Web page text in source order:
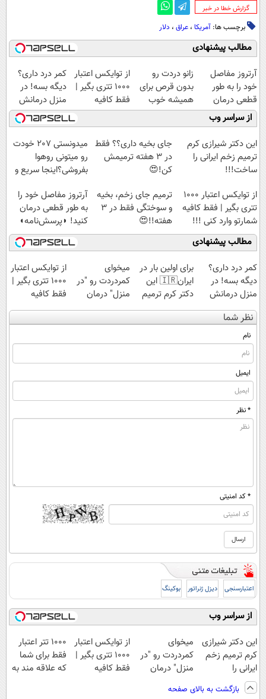
‌گزارش خطا در خبر
برچسب ها: آمریکا ، عراق ، دلار
مطالب پیشنهادی
آرتروز مفاصل
خود را به طور
قطعی درمان
کنید!
◗پرسش‌نامه◖
زانو دردت رو
بدون قرص برای
همیشه خوب
کن! (قدم اول،
پرسش‌نامه)
از توایکس اعتبار
۱۰۰۰ تتری بگیر |
فقط کافیه
شمارتو وارد کنی
!!!
کمر درد داری؟
دیگه بسه! در
منزل درمانش
کن
(◀پرسش‌نامه)
از سراسر وب
این دکتر شیرازی کرم
ترمیم زخم ایرانی را
ساخت!!!
جای بخیه داری؟؟ فقط
در 3 هفته ترمیمش
کن!😍
میدونستی 207 خودت
رو میتونی روهوا
بفروشی؟اینجا سریع و
از توایکس اعتبار ۱۰۰۰
تتری بگیر | فقط کافیه
شمارتو وارد کنی !!!
ترمیم جای زخم، بخیه
و سوختگی فقط در 3
هفته!!😍
آرتروز مفاصل خود را
به طور قطعی درمان
کنید! ◗پرسش‌نامه◖
مطالب پیشنهادی
کمر درد داری؟
دیگه بسه! در
منزل درمانش
کن
(◀پرسش‌نامه)
برای اولین بار در
ایران🇮🇷 این
دکتر کرم ترمیم
کننده 23 روزه
ساخت!
میخوای
کمردردت رو "در
منزل" درمان
کنی؟ (◂فیلم +
◂پرسش‌نامه)
از توایکس اعتبار
۱۰۰۰ تتری بگیر |
فقط کافیه
شمارتو وارد کنی
!!!
نظر شما
نام
ایمیل
* نظر
* کد امنیتی
اعتبارسنجی دیزل ژنراتور بوکینگ
از سراسر وب
این دکتر شیرازی
کرم ترمیم زخم
ایرانی را
ساخت!!!
میخوای
کمردردت رو "در
منزل" درمان
◂پرسش‌نامه)
از توایکس اعتبار
۱۰۰۰ تتری بگیر |
فقط کافیه
۱۰۰۰ تتر اعتبار
فقط برای شما
که علاقه مند به
بازگشت به بالای صفحه